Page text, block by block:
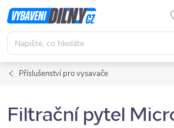
Přejít
na
obsah
Příslušenství pro vysavače
Filtrační pytel